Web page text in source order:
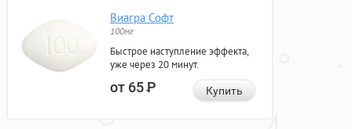
Виагра Софт
100мг
Быстрое наступление эффекта,
уже через 20 минут.
от 65Р Купить